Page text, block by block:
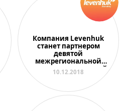
Компания Levenhuk
станет партнером
девятой
межрегиональной
научно-практической
конференции
10.12.2018